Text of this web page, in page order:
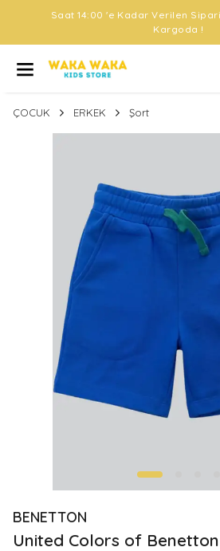
Saat 14:00 'e Kadar Verilen
Kargoda !
ÇOCUK ERKEK Şort
BENETTON
United Colors of